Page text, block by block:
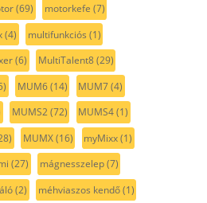
(69) motorkefe (7)
(4) multifunkciós (1)
(6) MultiTalent8(29)
MUM6(14) MUM7(4)
MUMS2(72) MUMS4(1)
MUMX(16) myMixx(1)
(27) mágnesszelep(7)
(2) méhviaszos kendő(1)